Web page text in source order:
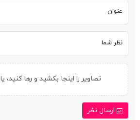
عنوان
نظر شما
تصاویر را اینجا بکشید و رها کنید، یا
ارسال نظر